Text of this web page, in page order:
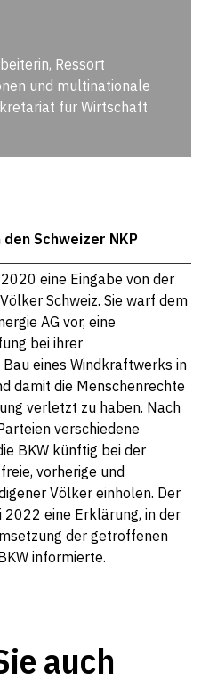
Ressort
und multinationale
für Wirtschaft
Schweizer NKP
eine Eingabe von der
Schweiz. Sie warf dem
AG vor, eine
bei ihrer
eines Windkraftwerks in
damit die Menschenrechte
verletzt zu haben. Nach
verschiedene
BKW künftig bei der
vorherige und
Völker einholen. Der
eine Erklärung, in der
der getroffenen
informierte.
auch